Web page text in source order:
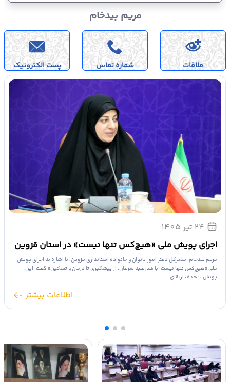
مریم بیدخام
ملاقات شماره تماس پست الکترونیک
03 مرداد 1405
بانوان، پیشگامان ترویج سبک زندگی سالم و پیشگیری از
بیماری‌های غیرواگیر هستند
مریم بیدخام، مدیرکل دفتر امور بانوان و خانواده استانداری قزوین، با تأکید بر ضرورت ارتقای
سواد سلامت در جامعه، گفت: اطلاع‌رسانی مستمر به کارکنان و خانواده‌های آنان و ترویج سبک
اطلاعات بیشتر